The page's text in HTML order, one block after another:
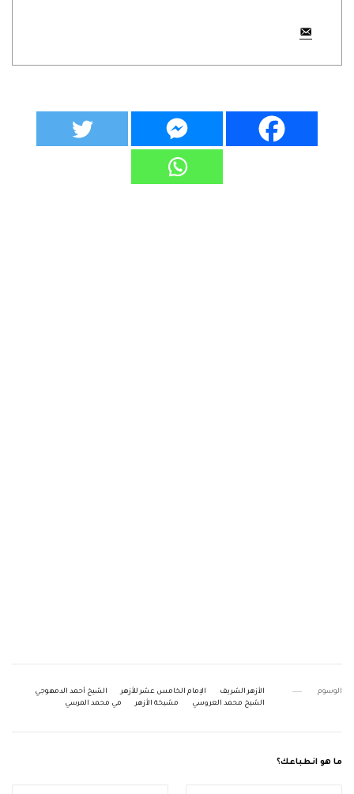
الوسوم الأزهر الشريف الإمام الخامس عشر للأزهر
الشيخ أحمد الدمهوجي
الشيخ محمد العروسي
مشيخة الأزهر مي محمد المرسي
ما هو انطباعك؟